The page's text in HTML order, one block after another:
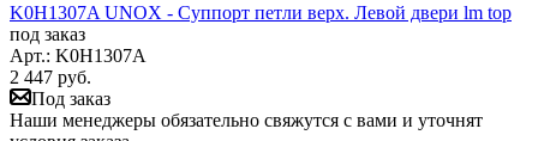
K0H1307A UNOX - Суппорт петли верх. Левой двери lm top
под заказ
Арт.: K0H1307A
2 447 руб.
Под заказ
Наши менеджеры обязательно свяжутся с вами и уточнят